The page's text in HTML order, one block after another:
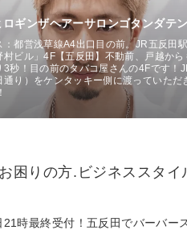
ロギンザヘアーサロンゴタンダテ
：都営浅草線A4出口目の前。JR五反田
村ビル」4F【五反田】不動前、戸越か
3秒！目の前のタバコ屋さんの4Fです！
通り）をケンタッキー側に渡っていた
りの方.ビジネススタイ
時最終受付！五反田でバーバ